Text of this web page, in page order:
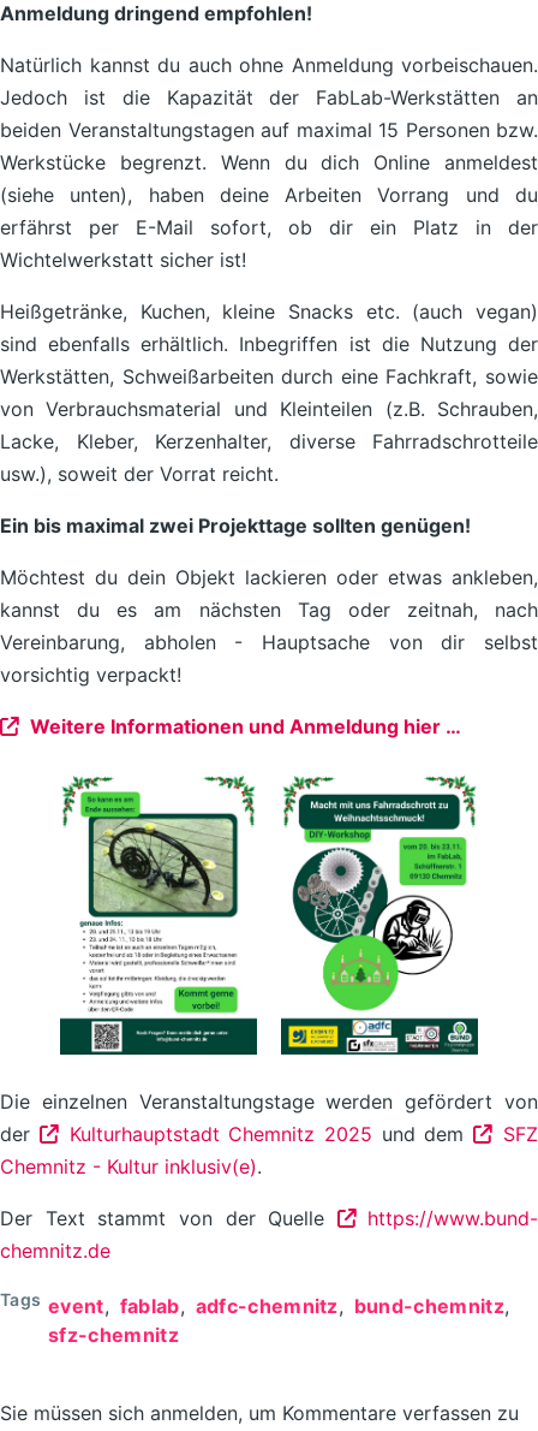
Anmeldung dringend empfohlen!
Natürlich kannst du auch ohne Anmeldung vorbeischauen.
Jedoch ist die Kapazität der FabLab-Werkstätten an
beiden Veranstaltungstagen auf maximal 15 Personen bzw.
Werkstücke begrenzt. Wenn du dich Online anmeldest
(siehe unten), haben deine Arbeiten Vorrang und du
erfährst per E-Mail sofort, ob dir ein Platz in der
Wichtelwerkstatt sicher ist!
Heißgetränke, Kuchen, kleine Snacks etc. (auch vegan)
sind ebenfalls erhältlich. Inbegriffen ist die Nutzung der
Werkstätten, Schweißarbeiten durch eine Fachkraft, sowie
von Verbrauchsmaterial und Kleinteilen (z.B. Schrauben,
Lacke, Kleber, Kerzenhalter, diverse Fahrradschrotteile
usw.), soweit der Vorrat reicht.
Ein bis maximal zwei Projekttage sollten genügen!
Möchtest du dein Objekt lackieren oder etwas ankleben,
kannst du es am nächsten Tag oder zeitnah, nach
Vereinbarung, abholen - Hauptsache von dir selbst
vorsichtig verpackt!
Weitere Informationen und Anmeldung hier …
Die einzelnen Veranstaltungstage werden gefördert von
der
Kulturhauptstadt Chemnitz 2025 und dem
SFZ
Chemnitz - Kultur inklusiv(e).
Der Text stammt von der Quelle
https://www.bund-
chemnitz.de
Tags event fablab adfc-chemnitz
bund-chemnitz
sfz-chemnitz
Sie müssen sich anmelden, um Kommentare verfassen zu